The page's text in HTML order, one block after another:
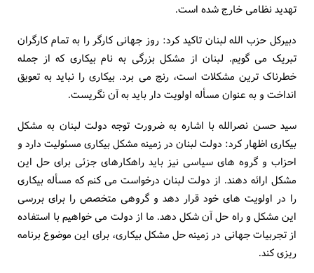
تهدید نظامی خارج شده است.
دبیرکل حزب الله لبنان تاکید کرد: روز جهانی کارگر را به تمام کارگران
تبریک می گویم. لبنان از مشکل بزرگی به نام بیکاری که از جمله
خطرناک ترین مشکلات است، رنج می برد. بیکاری را نباید به تعویق
انداخت و به عنوان مسأله اولویت دار باید به آن نگریست.
سید حسن نصرالله با اشاره به ضرورت توجه دولت لبنان به مشکل
بیکاری اظهار کرد: دولت لبنان در زمینه مشکل بیکاری مسئولیت دارد و
احزاب و گروه های سیاسی نیز باید راهکارهای جزئی برای حل این
مشکل ارائه دهند. از دولت لبنان درخواست می کنم که مسأله بیکاری
را در اولویت های خود قرار دهد و گروهی متخصص را برای بررسی
این مشکل و راه حل آن شکل دهد. ما از دولت می خواهیم با استفاده
از تجربیات جهانی در زمینه حل مشکل بیکاری، برای این موضوع برنامه
ریزی کند.